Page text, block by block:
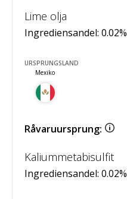
Lime olja
Ingrediensandel: 0.02%
URSPRUNGSLAND
Mexiko
Råvaruursprung:
Kaliummetabisulfit
Ingrediensandel: 0.02%